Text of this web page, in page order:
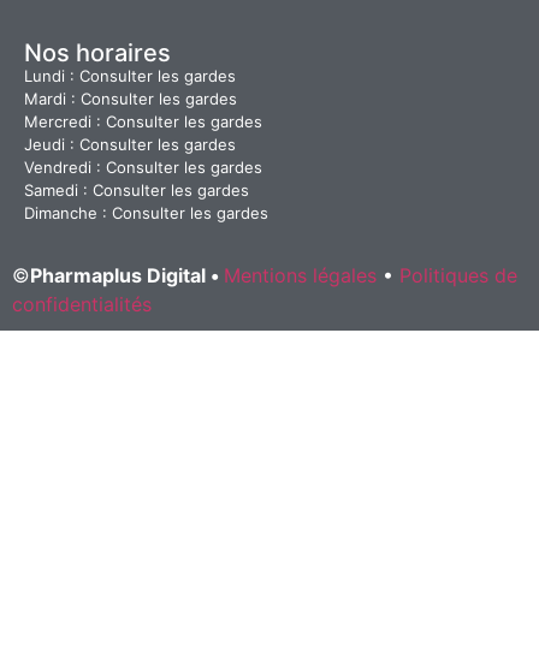
Nos horaires
Lundi : Consulter les gardes
Mardi : Consulter les gardes
Mercredi : Consulter les gardes
Jeudi : Consulter les gardes
Vendredi : Consulter les gardes
Samedi : Consulter les gardes
Dimanche : Consulter les gardes
©Pharmaplus Digital • Mentions légales • Politiques de
confidentialités